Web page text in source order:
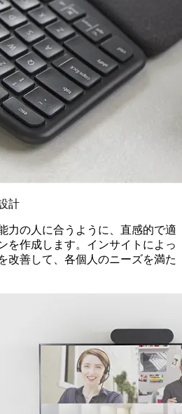
計
力の人に合うように、直感的で適
を作成します。インサイトによっ
改善して、各個人のニーズを満た